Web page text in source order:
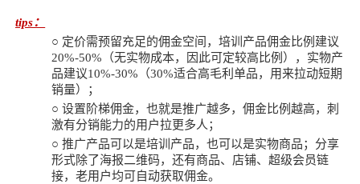
tips：
○ 定价需预留充足的佣金空间，培训产品佣金比例建议
20%-50%（无实物成本，因此可定较高比例），实物产
品建议10%-30%（30%适合高毛利单品，用来拉动短期
销量）；
○ 设置阶梯佣金，也就是推广越多，佣金比例越高，刺
激有分销能力的用户拉更多人；
○ 推广产品可以是培训产品，也可以是实物商品；分享
形式除了海报二维码，还有商品、店铺、超级会员链
接，老用户均可自动获取佣金。